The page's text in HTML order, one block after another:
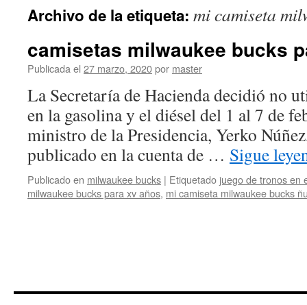
contenido
Archivo de la etiqueta: mi camiseta
camisetas milwaukee bucks
Publicada el 27 marzo, 2020por master
La Secretaría de Hacienda decidió no
en la gasolina y el diésel del 1 al 7 de
ministro de la Presidencia, Yerko
publicado en la cuenta de … Sigue
Publicado en milwaukee bucks | Etiquetado juego de tronos en
milwaukee bucks para xv años, mi camiseta milwaukee bucks